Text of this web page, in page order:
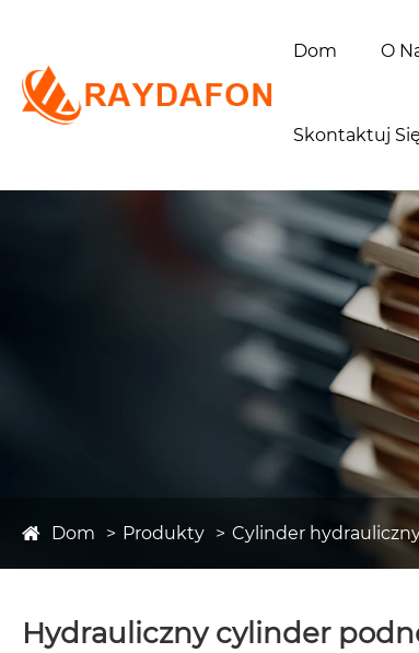
Dom O
Skontaktuj
Dom Produkty Cylinder
Hydrauliczny cylinder